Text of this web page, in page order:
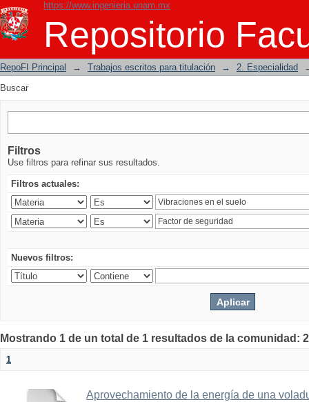
https://www.ingenieria.unam.mx
Repositorio
Buscar
RepoFI Principal → Trabajos escritos para titulación → 2. Especialidad
Buscar
Filtros
Use filtros para refinar sus resultados.
Filtros actuales:
Nuevos filtros:
Mostrando 1 de un total de 1 resultados de la comunidad:
1
Aprovechamiento de la energía de una